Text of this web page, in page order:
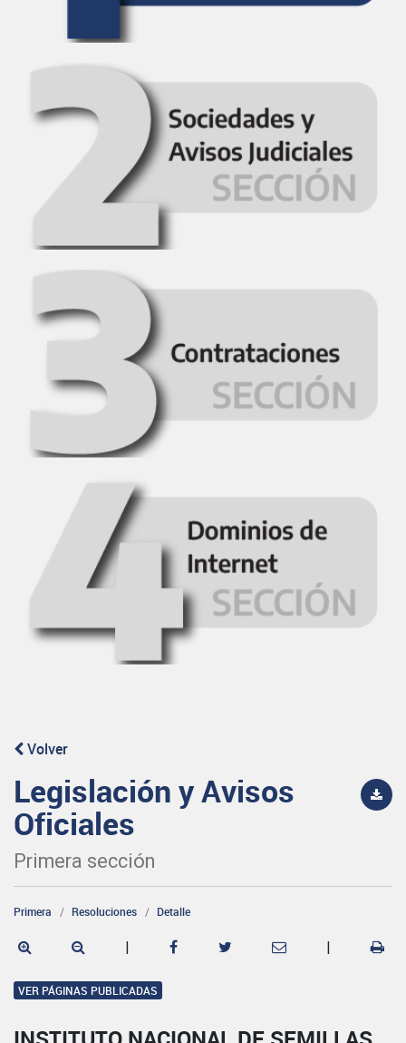
Volver
Legislación y Avisos
Oficiales
Primera sección
Primera Resoluciones Detalle
| |
VER PÁGINAS PUBLICADAS